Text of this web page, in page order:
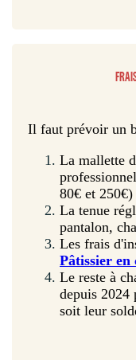
Il faut prévoir un
La mallette
80€ et 250€)
La tenue
pantalon,
Les frais
Pâtissier
Le reste à
depuis 2024
soit leur